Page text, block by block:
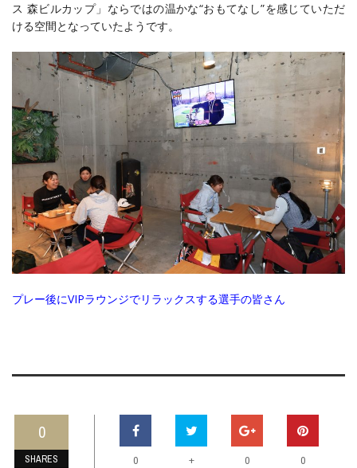
ス 森ビルカップ」ならではの温かな“おもてなし”を感じていただ
ける空間となっていたようです。
プレー後にVIPラウンジでリラックスする選手の皆さん
0
SHARES 0 + 0 0